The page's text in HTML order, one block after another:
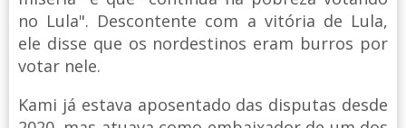
no Lula". Descontente com a vitória de Lula,
ele disse que os nordestinos eram burros por
votar nele.
Kami já estava aposentado das disputas desde